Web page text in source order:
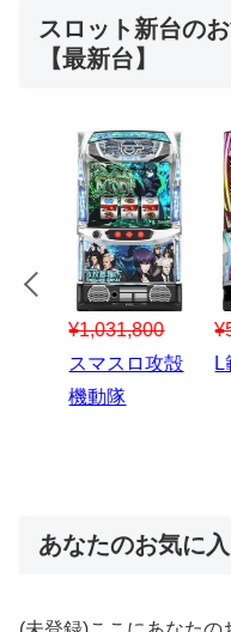
スロット新台の
【最新台】
¥547,800
スマスロハナ
ビ
あなたのお気に